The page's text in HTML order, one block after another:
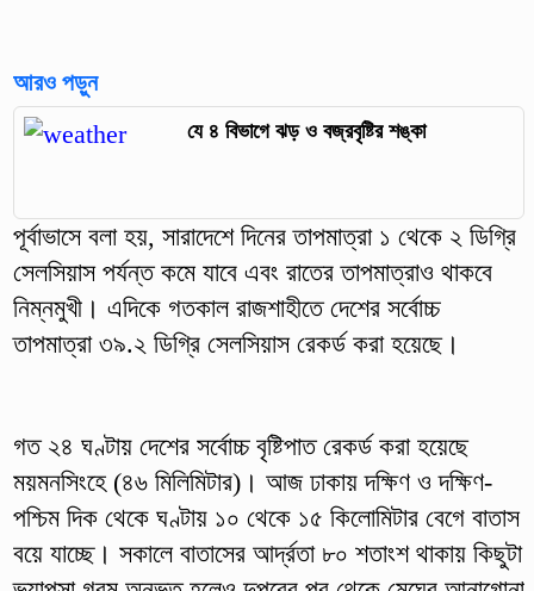
আরও পড়ুন
যে ৪ বিভাগে ঝড় ও বজ্রবৃষ্টির শঙ্কা
পূর্বাভাসে বলা হয়, সারাদেশে দিনের তাপমাত্রা ১ থেকে ২ ডিগ্রি
সেলসিয়াস পর্যন্ত কমে যাবে এবং রাতের তাপমাত্রাও থাকবে
নিম্নমুখী। এদিকে গতকাল রাজশাহীতে দেশের সর্বোচ্চ
তাপমাত্রা ৩৯.২ ডিগ্রি সেলসিয়াস রেকর্ড করা হয়েছে।
গত ২৪ ঘণ্টায় দেশের সর্বোচ্চ বৃষ্টিপাত রেকর্ড করা হয়েছে
ময়মনসিংহে (৪৬ মিলিমিটার)। আজ ঢাকায় দক্ষিণ ও দক্ষিণ-
পশ্চিম দিক থেকে ঘণ্টায় ১০ থেকে ১৫ কিলোমিটার বেগে বাতাস
বয়ে যাচ্ছে। সকালে বাতাসের আর্দ্রতা ৮০ শতাংশ থাকায় কিছুটা